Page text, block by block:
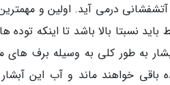
درمی آید. اولین و
نسبتا بالا باشد تا اینکه
به طور کلی به وسیله برف های
خواهند ماند و آب این